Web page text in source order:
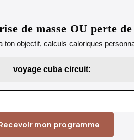
de masse OU perte
ton objectif, calculs caloriques
voyage cuba circuit:
mon programme